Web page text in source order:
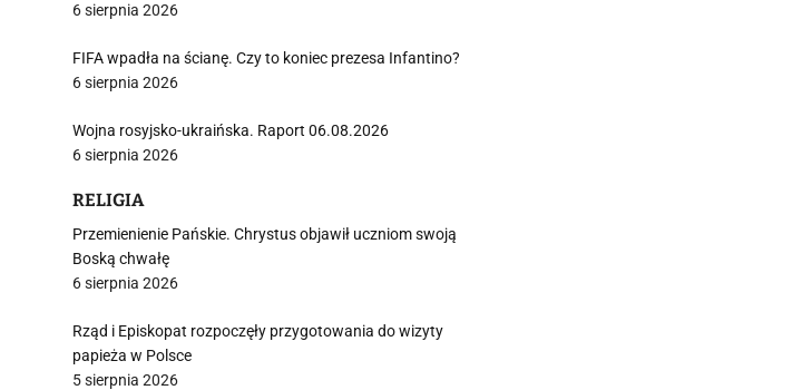
6 sierpnia 2026
FIFA wpadła na ścianę. Czy to koniec prezesa Infantino?
6 sierpnia 2026
Wojna rosyjsko-ukraińska. Raport 06.08.2026
6 sierpnia 2026
RELIGIA
Przemienienie Pańskie. Chrystus objawił uczniom swoją
Boską chwałę
6 sierpnia 2026
Rząd i Episkopat rozpoczęły przygotowania do wizyty
papieża w Polsce
5 sierpnia 2026